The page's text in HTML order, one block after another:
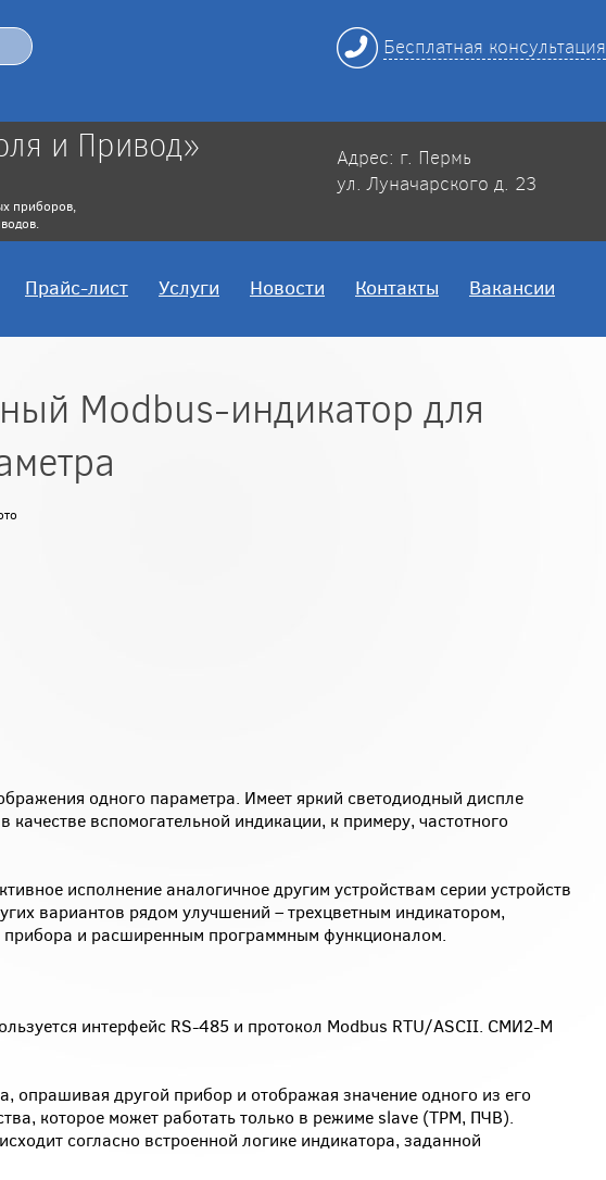
Бесплатная консультация
и Привод»
приборов,
Адрес: г. Пермь
ул. Луначарского д. 23
Прайс-лист Услуги Новости Контакты Вакансии
Modbus-индикатор для
одного параметра. Имеет яркий светодиодный диспле
вспомогательной индикации, к примеру, частотного
исполнение аналогичное другим устройствам серии устройств
вариантов рядом улучшений – трехцветным индикатором,
и расширенным программным функционалом.
интерфейс RS-485 и протокол Modbus RTU/ASCII. СМИ2-М
опрашивая другой прибор и отображая значение одного из его
которое может работать только в режиме slave (ТРМ, ПЧВ).
согласно встроенной логике индикатора, заданной